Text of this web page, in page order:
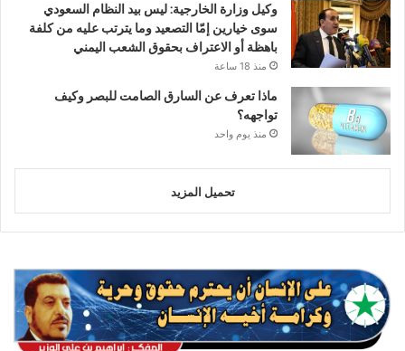
وكيل وزارة الخارجية: ليس بيد النظام السعودي
سوى خيارين إمّا التصعيد وما يترتب عليه من كلفة
باهظة أو الاعتراف بحقوق الشعب اليمني
منذ 18 ساعة
ماذا تعرف عن السارق الصامت للبصر وكيف
تواجهه؟
منذ يوم واحد
تحميل المزيد